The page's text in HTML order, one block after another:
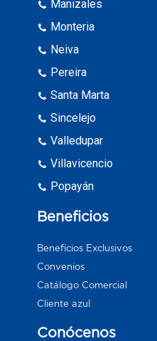
Manizales
Monteria
Neiva
Pereira
Santa Marta
Sincelejo
Valledupar
Villavicencio
Popayán
Beneficios
Beneficios Exclusivos
Convenios
Catálogo Comercial
Cliente azul
Conócenos